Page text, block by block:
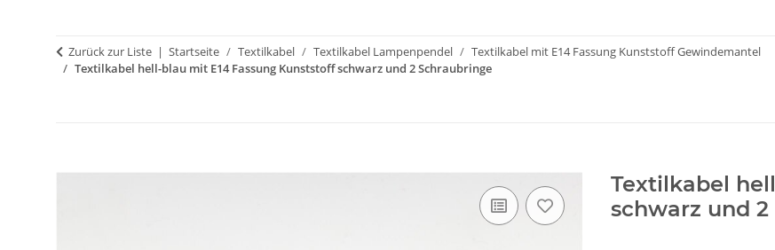
Zurück zur Liste Startseite Textilkabel Textilkabel Lampenpendel
Textilkabel mit E14 Fassung Kunststoff Gewindemantel
Textilkabel hell-blau mit E14 Fassung Kunststoff schwarz und 2 Schraubringe
Textilkabel
schwarz und